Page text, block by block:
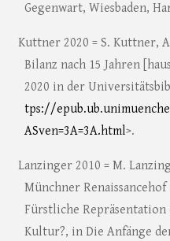
Gegenwart, Wiesbaden,
Kuttner 2020 = S. Kuttner,
Bilanz nach 15 Jahren
2020 in der
tps://
ASven=3A=3A.html>.
Lanzinger 2010 = M.
Münchner
Fürstliche
Kultur?, in Die Anfänge